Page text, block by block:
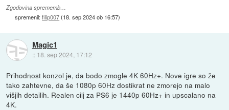
Zgodovina sprememb…
spremenil:filip007(18. sep 2024 ob 16:57)
Magic1
:: 18. sep 2024, 17:12
Prihodnost konzol je, da bodo zmogle 4K 60Hz+. Nove igre so že
tako zahtevne, da še 1080p 60Hz dostikrat ne zmorejo na malo
višjih detailih. Realen cilj za PS6 je 1440p 60Hz+ in upscalano na
4K.